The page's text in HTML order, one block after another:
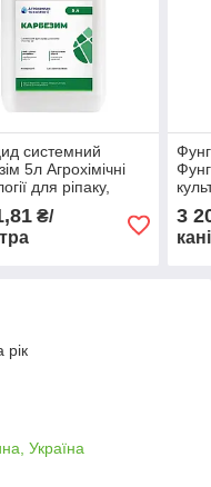
системний
5л Агрохімічні
для ріпаку,
₴/
3
рік
Україна